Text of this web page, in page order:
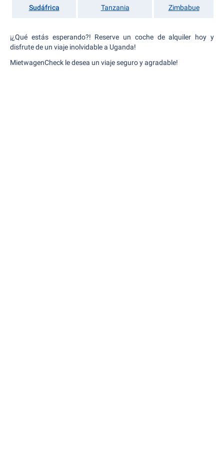
Sudáfrica Tanzania Zimbabue
¡¿Qué estás esperando?! Reserve un coche de alquiler hoy y
disfrute de un viaje inolvidable a Uganda!
MietwagenCheck le desea un viaje seguro y agradable!